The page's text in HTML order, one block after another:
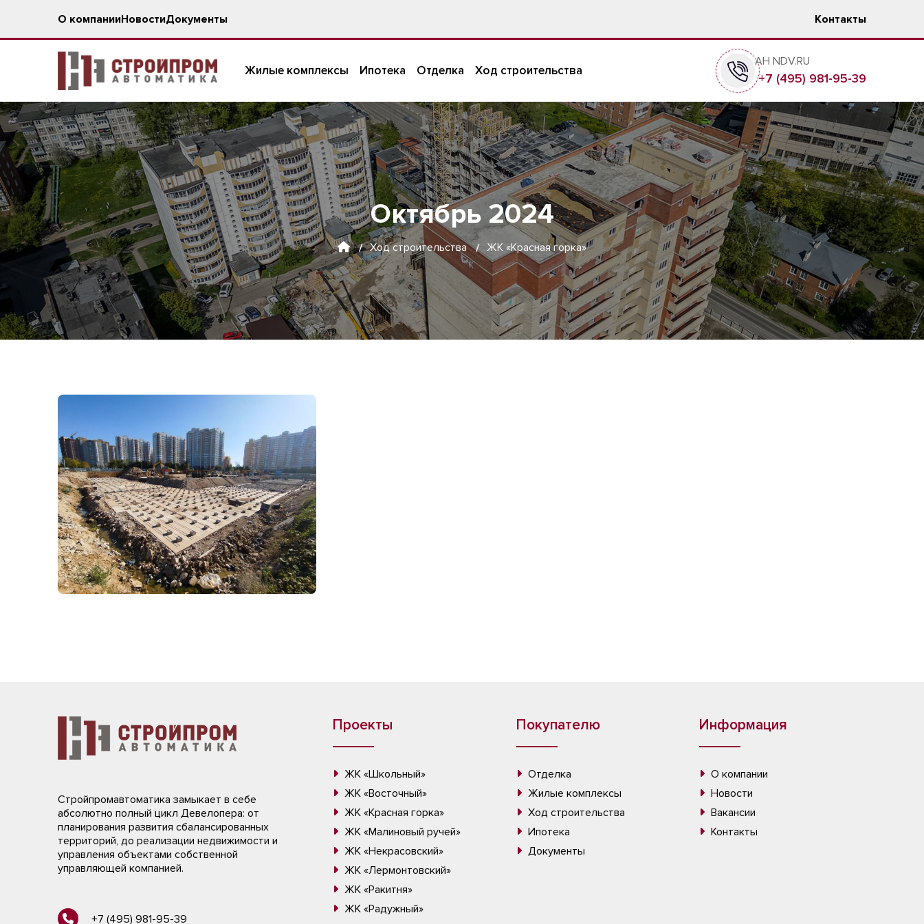
О компанииНовостиДокументы Контакты
Жилые комплексы Ипотека Отделка Ход строительства
АН NDV.RU
+7 (495) 981-95-39
Октябрь 2024
Ход строительства ЖК «Красная горка»
Стройпромавтоматика замыкает в себе
абсолютно полный цикл Девелопера: от
планирования развития сбалансированных
территорий, до реализации недвижимости и
управления объектами собственной
управляющей компанией.
+7 (495) 981-95-39
Проекты
ЖК «Школьный»
ЖК «Восточный»
ЖК «Красная горка»
ЖК «Малиновый ручей»
ЖК «Некрасовский»
ЖК «Лермонтовский»
ЖК «Ракитня»
ЖК «Радужный»
Покупателю
Отделка
Жилые комплексы
Ход строительства
Ипотека
Документы
Информация
О компании
Новости
Вакансии
Контакты